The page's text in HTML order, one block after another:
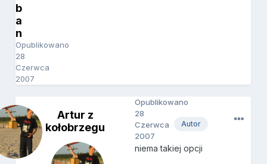
b
a
n
Opublikowano
28
Czerwca
2007
Artur z
kołobrzegu
Autor
Opublikowano
28
Czerwca
2007
niema takiej opcji